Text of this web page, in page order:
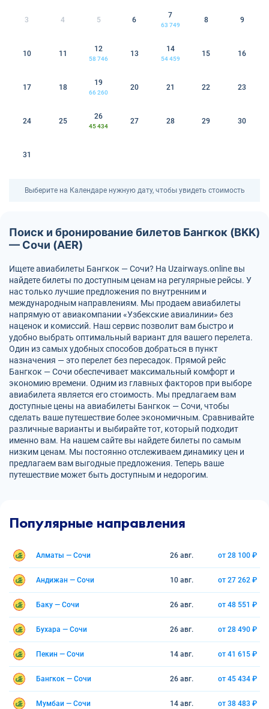
3 4 5 6
7
63 749
8 9
10 11
12
58 746
13
14
54 459
15 16
17 18
19
66 260
20 21 22 23
24 25
26
45 434
27 28 29 30
31
Выберите на Календаре нужную дату, чтобы увидеть стоимость
Поиск и бронирование билетов Бангкок (BKK)
— Сочи (AER)
Ищете авиабилеты Бангкок — Сочи? На Uzairways.online вы
найдете билеты по доступным ценам на регулярные рейсы. У
нас только лучшие предложения по внутренним и
международным направлениям. Мы продаем авиабилеты
напрямую от авиакомпании «Узбекские авиалинии» без
наценок и комиссий. Наш сервис позволит вам быстро и
удобно выбрать оптимальный вариант для вашего перелета.
Один из самых удобных способов добраться в пункт
назначения — это перелет без пересадок. Прямой рейс
Бангкок — Сочи обеспечивает максимальный комфорт и
экономию времени. Одним из главных факторов при выборе
авиабилета является его стоимость. Мы предлагаем вам
доступные цены на авиабилеты Бангкок — Сочи, чтобы
сделать ваше путешествие более экономичным. Сравнивайте
различные варианты и выбирайте тот, который подходит
именно вам. На нашем сайте вы найдете билеты по самым
низким ценам. Мы постоянно отслеживаем динамику цен и
предлагаем вам выгодные предложения. Теперь ваше
путешествие может быть доступным и недорогим.
Популярные направления
Алматы — Сочи 26 авг. от 28 100 ₽
Андижан — Сочи 10 авг. от 27 262 ₽
Баку — Сочи 26 авг. от 48 551 ₽
Бухара — Сочи 26 авг. от 28 490 ₽
Пекин — Сочи 14 авг. от 41 615 ₽
Бангкок — Сочи 26 авг. от 45 434 ₽
Мумбаи — Сочи 14 авг. от 38 483 ₽